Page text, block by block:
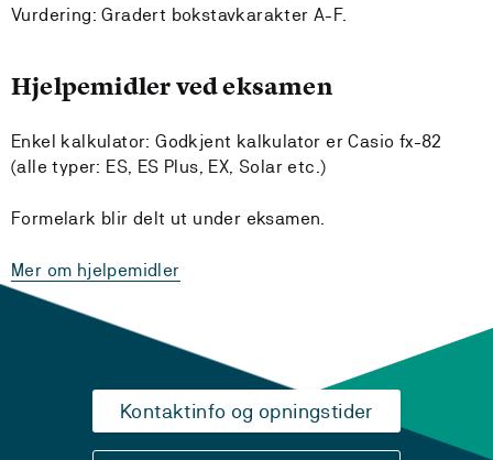
Vurdering: Gradert bokstavkarakter A-F.
Hjelpemidler ved eksamen
Enkel kalkulator: Godkjent kalkulator er Casio fx-82
(alle typer: ES, ES Plus, EX, Solar etc.)
Formelark blir delt ut under eksamen.
Mer om hjelpemidler
Kontaktinfo og opningstider